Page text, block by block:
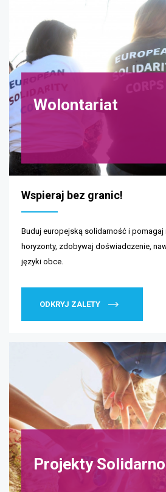
Wolontariat
Wspieraj bez granic!
Buduj europejską solidarność i pomagaj
horyzonty, zdobywaj doświadczenie,
języki obce.
ODKRYJ ZALETY
Projekty